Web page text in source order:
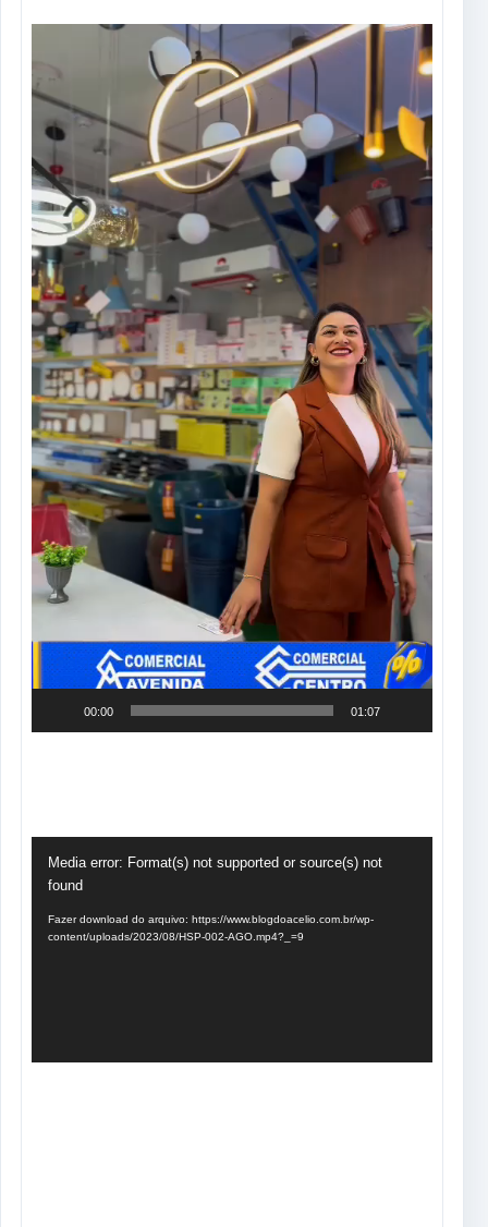
vídeo
00:00 01:07
de
Media error: Format(s) not supported or source(s) not
found
Fazer download do arquivo: https://www.blogdoacelio.com.br/wp-
content/uploads/2023/08/HSP-002-AGO.mp4?_=9